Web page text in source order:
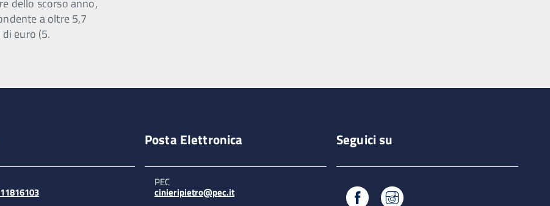
dello scorso anno,
a oltre 5,7
euro (5.
Posta Elettronica
PEC
cinieripietro@pec.it
Seguici su
Facebook